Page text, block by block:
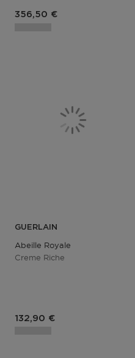
Prix du produit
356,50 €
GUERLAIN
Abeille Royale
Creme Riche
Prix du produit
132,90 €